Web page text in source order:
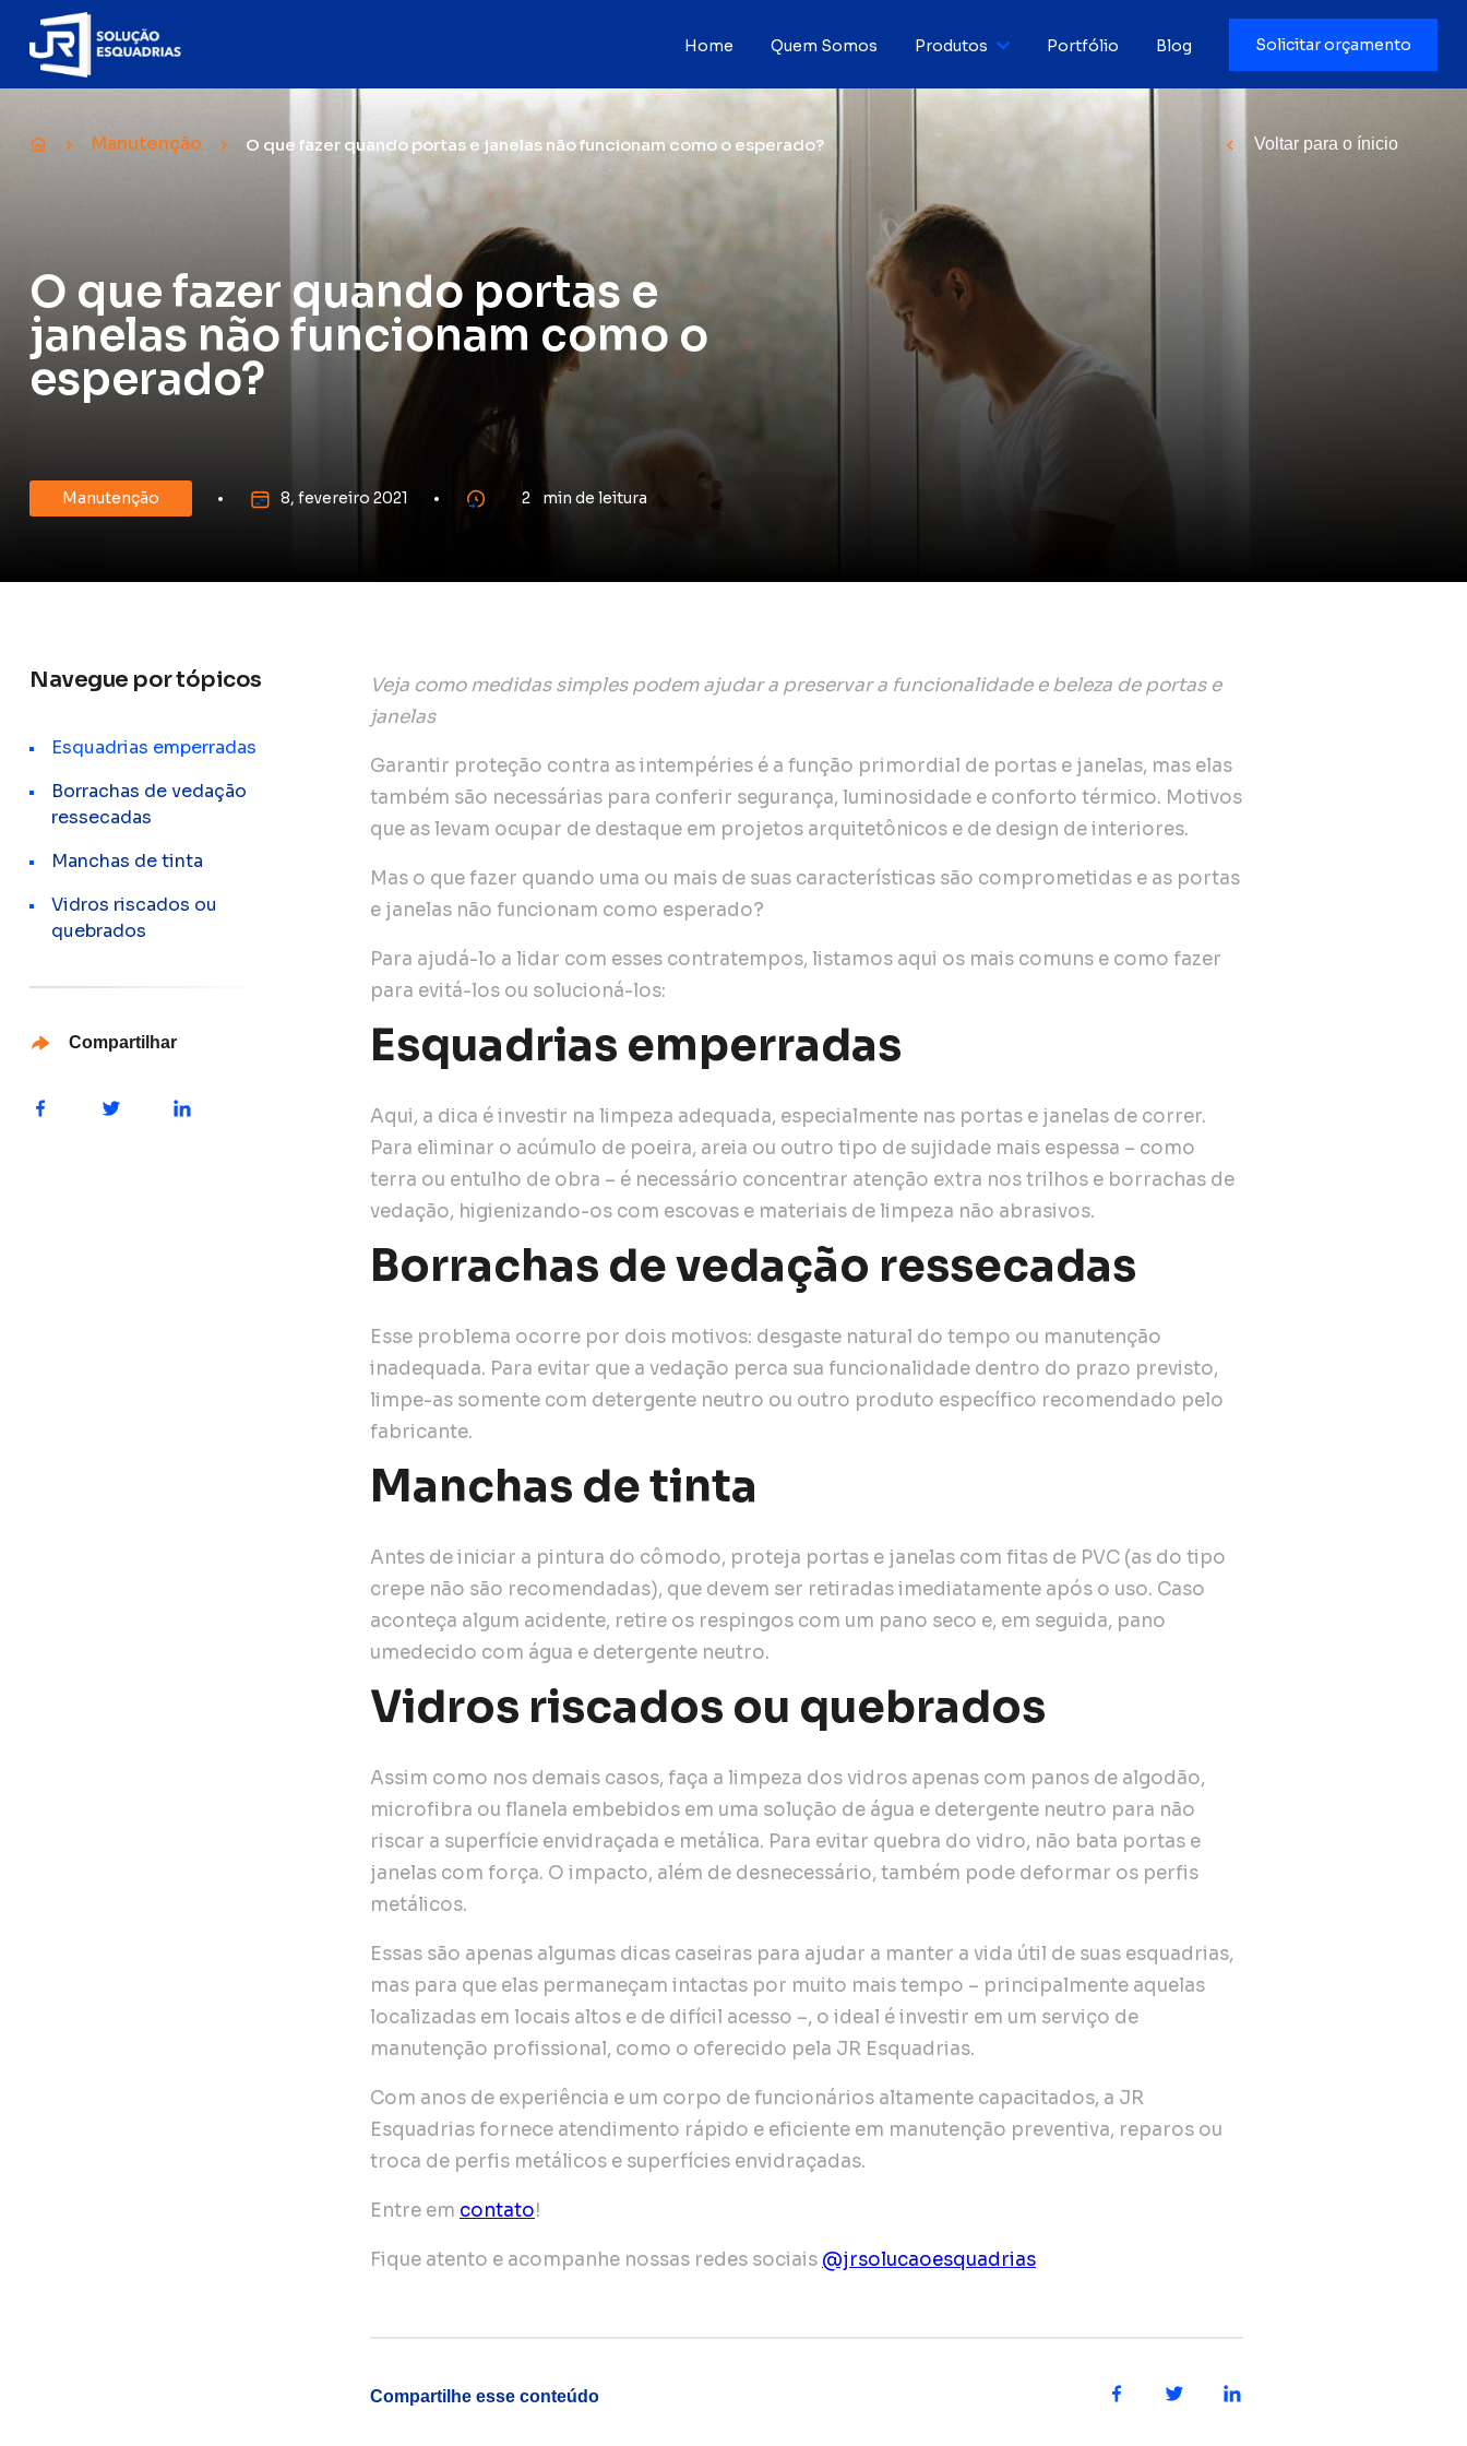
Home Quem Somos Produtos Portfólio Blog Solicitar orçamento
Linha JR Solution
Porta Antirruído
Linha Convencional
Tela Blackout e
Mosquiteira
Manutenção O que fazer quando portas e janelas não funcionam como o esperado? Voltar para o ínicio
O que fazer quando portas e
janelas não funcionam como o
esperado?
Manutenção 8, fevereiro 2021 2 min de leitura
Navegue por tópicos
Esquadrias emperradas
Borrachas de vedação
ressecadas
Manchas de tinta
Vidros riscados ou
quebrados
Compartilhar
Veja como medidas simples podem ajudar a preservar a funcionalidade e beleza de portas e
janelas
Garantir proteção contra as intempéries é a função primordial de portas e janelas, mas elas
também são necessárias para conferir segurança, luminosidade e conforto térmico. Motivos
que as levam ocupar de destaque em projetos arquitetônicos e de design de interiores.
Mas o que fazer quando uma ou mais de suas características são comprometidas e as portas
e janelas não funcionam como esperado?
Para ajudá-lo a lidar com esses contratempos, listamos aqui os mais comuns e como fazer
para evitá-los ou solucioná-los:
Esquadrias emperradas
Aqui, a dica é investir na limpeza adequada, especialmente nas portas e janelas de correr.
Para eliminar o acúmulo de poeira, areia ou outro tipo de sujidade mais espessa – como
terra ou entulho de obra – é necessário concentrar atenção extra nos trilhos e borrachas de
vedação, higienizando-os com escovas e materiais de limpeza não abrasivos.
Borrachas de vedação ressecadas
Esse problema ocorre por dois motivos: desgaste natural do tempo ou manutenção
inadequada. Para evitar que a vedação perca sua funcionalidade dentro do prazo previsto,
limpe-as somente com detergente neutro ou outro produto específico recomendado pelo
fabricante.
Manchas de tinta
Antes de iniciar a pintura do cômodo, proteja portas e janelas com fitas de PVC (as do tipo
crepe não são recomendadas), que devem ser retiradas imediatamente após o uso. Caso
aconteça algum acidente, retire os respingos com um pano seco e, em seguida, pano
umedecido com água e detergente neutro.
Vidros riscados ou quebrados
Assim como nos demais casos, faça a limpeza dos vidros apenas com panos de algodão,
microfibra ou flanela embebidos em uma solução de água e detergente neutro para não
riscar a superfície envidraçada e metálica. Para evitar quebra do vidro, não bata portas e
janelas com força. O impacto, além de desnecessário, também pode deformar os perfis
metálicos.
Essas são apenas algumas dicas caseiras para ajudar a manter a vida útil de suas esquadrias,
mas para que elas permaneçam intactas por muito mais tempo – principalmente aquelas
localizadas em locais altos e de difícil acesso –, o ideal é investir em um serviço de
manutenção profissional, como o oferecido pela JR Esquadrias.
Com anos de experiência e um corpo de funcionários altamente capacitados, a JR
Esquadrias fornece atendimento rápido e eficiente em manutenção preventiva, reparos ou
troca de perfis metálicos e superfícies envidraçadas.
Entre em contato!
Fique atento e acompanhe nossas redes sociais @jrsolucaoesquadrias
Compartilhe esse conteúdo